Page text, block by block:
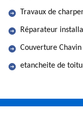
Travaux de
Réparateur
Couverture
etancheite de